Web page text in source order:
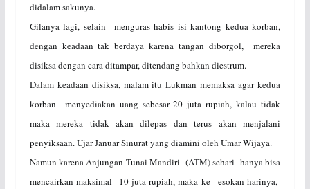
didalam sakunya.
Gilanya lagi, selain menguras habis isi kantong kedua korban,
dengan keadaan tak berdaya karena tangan diborgol, mereka
disiksa dengan cara ditampar, ditendang bahkan diestrum.
Dalam keadaan disiksa, malam itu Lukman memaksa agar kedua
korban menyediakan uang sebesar 20 juta rupiah, kalau tidak
maka mereka tidak akan dilepas dan terus akan menjalani
penyiksaan. Ujar Januar Sinurat yang diamini oleh Umar Wijaya.
Namun karena Anjungan Tunai Mandiri (ATM) sehari hanya bisa
mencairkan maksimal 10 juta rupiah, maka ke –esokan harinya,